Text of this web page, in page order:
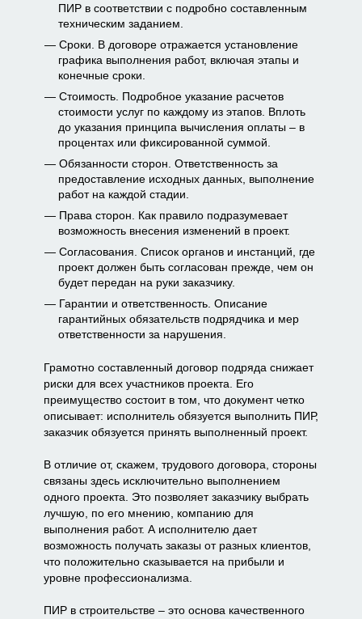
ПИР в соответствии с подробно составленным
техническим заданием.
Сроки. В договоре отражается установление
графика выполнения работ, включая этапы и
конечные сроки.
Стоимость. Подробное указание расчетов
стоимости услуг по каждому из этапов. Вплоть
до указания принципа вычисления оплаты – в
процентах или фиксированной суммой.
Обязанности сторон. Ответственность за
предоставление исходных данных, выполнение
работ на каждой стадии.
Права сторон. Как правило подразумевает
возможность внесения изменений в проект.
Согласования. Список органов и инстанций, где
проект должен быть согласован прежде, чем он
будет передан на руки заказчику.
Гарантии и ответственность. Описание
гарантийных обязательств подрядчика и мер
ответственности за нарушения.
Грамотно составленный договор подряда снижает
риски для всех участников проекта. Его
преимущество состоит в том, что документ четко
описывает: исполнитель обязуется выполнить ПИР,
заказчик обязуется принять выполненный проект.
В отличие от, скажем, трудового договора, стороны
связаны здесь исключительно выполнением
одного проекта. Это позволяет заказчику выбрать
лучшую, по его мнению, компанию для
выполнения работ. А исполнителю дает
возможность получать заказы от разных клиентов,
что положительно сказывается на прибыли и
уровне профессионализма.
ПИР в строительстве – это основа качественного